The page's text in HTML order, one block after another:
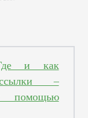
и как
–
помощью